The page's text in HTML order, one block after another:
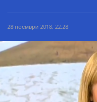
28 ноември 2018, 22:28